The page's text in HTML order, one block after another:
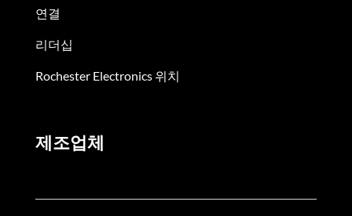
연결
리더십
Rochester Electronics 위치
제조업체